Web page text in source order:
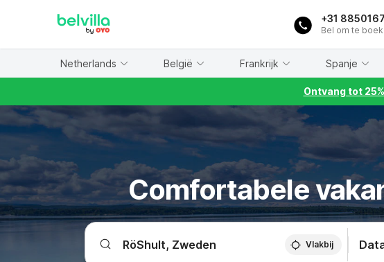
+31
Bel om te
Netherlands België Frankrijk Spanje
Ontvang tot
Comfortabele
Vlakbij